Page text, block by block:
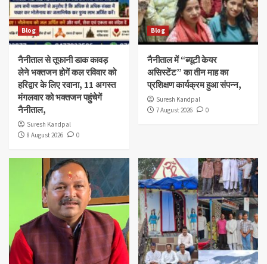
Blog
नैनीताल से तूफानी डाक कावड़
लेने भक्तजन होगें कल रविवार को
हरिद्वार के लिए रवाना, 11 अगस्त
मंगलवार को भक्तजन पहुंचेगें
नैनीताल,
Suresh Kandpal
8 August 2026
0
Blog
नैनीताल में “ब्यूटी केयर
असिस्टेंट” का तीन माह का
प्रशिक्षण कार्यक्रम हुआ संपन्न,
Suresh Kandpal
7 August 2026
0